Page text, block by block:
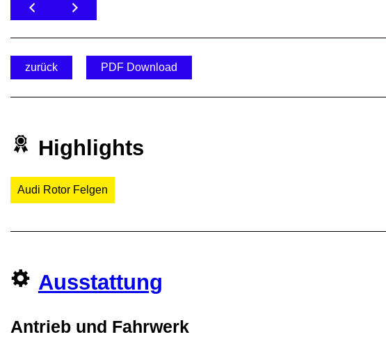
zurück PDF Download
Highlights
Audi Rotor Felgen
Ausstattung
Antrieb und Fahrwerk